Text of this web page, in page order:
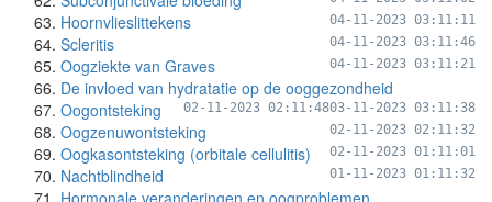
Hoornvlieslittekens 04-11-2023 03:11:11
Scleritis 04-11-2023 03:11:46
Oogziekte van Graves 04-11-2023 03:11:21
De invloed van hydratatie op de ooggezondheid
03-11-2023 03:11:38
Oogontsteking 02-11-2023 02:11:48
Oogzenuwontsteking 02-11-2023 02:11:32
Oogkasontsteking (orbitale cellulitis) 02-11-2023 01:11:01
Nachtblindheid 01-11-2023 01:11:32
Hormonale veranderingen en oogproblemen